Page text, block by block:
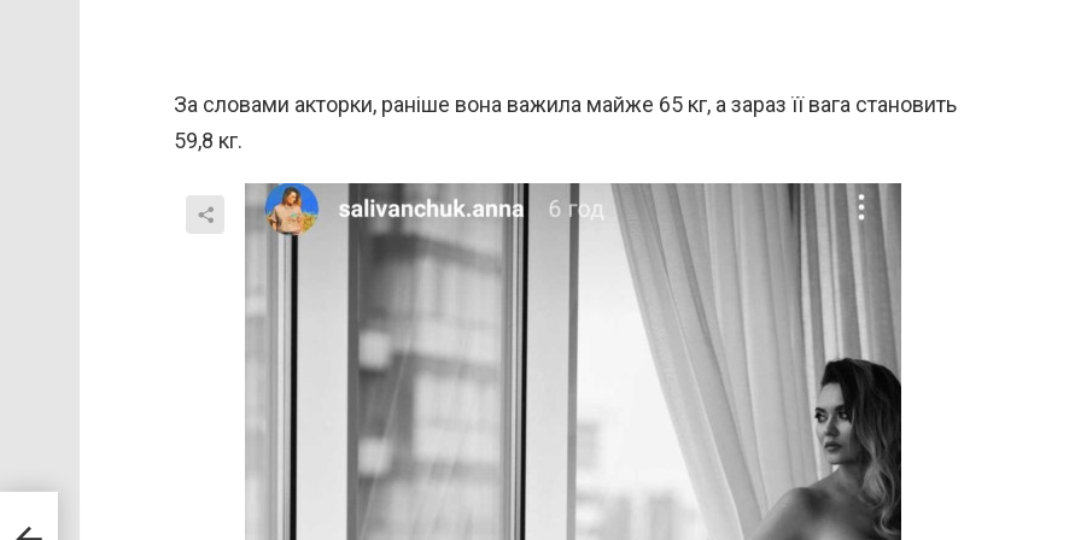
За словами акторки, раніше вона важила майже 65 кг, а зараз її вага становить
59,8 кг.